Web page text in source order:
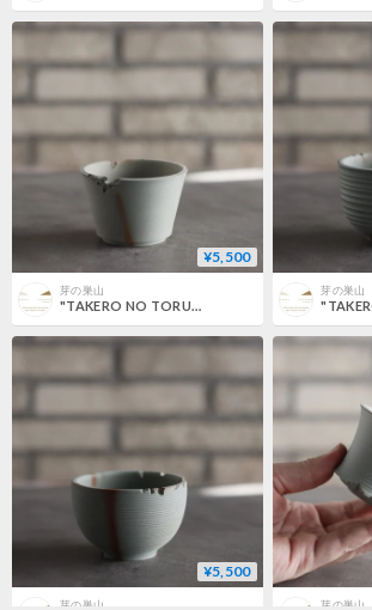
¥5,500
芽の巣山
"TAKERO NO TORUKO" (2.5号) no.802/121
芽の巣山
¥5,500
芽の巣山 芽の巣山